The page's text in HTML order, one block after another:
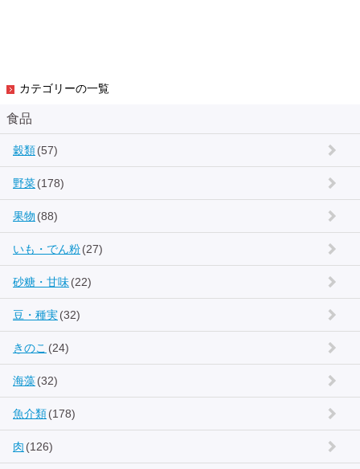
カテゴリーの一覧
食品
穀類(57)
野菜(178)
果物 (88)
いも・でん粉(27)
砂糖・甘味(22)
豆・種実(32)
きのこ (24)
海藻(32)
魚介類(178)
肉 (126)